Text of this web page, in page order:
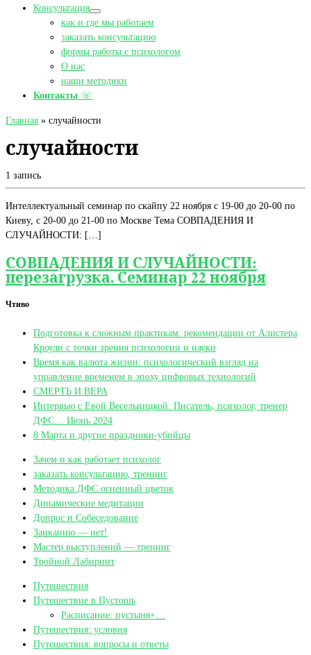
Консультация
как и где мы работаем
заказать консультацию
формы работы с психологом
О нас
наши методики
Контакты ☏
Главная » случайности
случайности
1 запись
Интеллектуальный семинар по скайпу 22 ноября с 19-00 до 20-00 по
Киеву, с 20-00 до 21-00 по Москве Тема СОВПАДЕНИЯ И
СЛУЧАЙНОСТИ: […]
СОВПАДЕНИЯ И СЛУЧАЙНОСТИ:
перезагрузка. Семинар 22 ноября
Чтиво
Подготовка к сложным практикам: рекомендации от Алистера
Кроули с точки зрения психологии и науки
Время как валюта жизни: психологический взгляд на
управление временем в эпоху цифровых технологий
СМЕРТЬ И ВЕРА
Интервью с Евой Весельницкой. Писатель, психолог, тренер
ДФС… Июнь 2024
8 Марта и другие праздники-убийцы
Зачем и как работает психолог
заказать консультацию, тренинг
Методика ДФС огненный цветок
Динамические медитации
Допрос и Собеседование
Заиканию — нет!
Мастер выступлений — тренинг
Тройной Лабиринт
Путешествия
Путешествие в Пустошь
Расписание: пустыня+…
Путешествия: условия
Путешествия: вопросы и ответы